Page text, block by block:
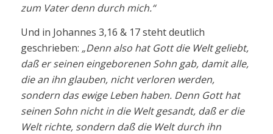
zum Vater denn durch mich.“
Und in Johannes 3,16 & 17 steht deutlich
geschrieben: „Denn also hat Gott die Welt geliebt,
daß er seinen eingeborenen Sohn gab, damit alle,
die an ihn glauben, nicht verloren werden,
sondern das ewige Leben haben. Denn Gott hat
seinen Sohn nicht in die Welt gesandt, daß er die
Welt richte, sondern daß die Welt durch ihn